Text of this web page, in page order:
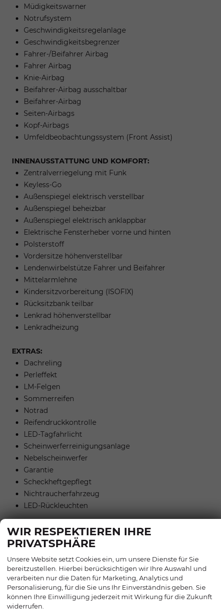
Müdigkeitswarner
Notrufsystem
Geschwindigkeitsregelanlage
Geschwindigkeitsbegrenzer
Fahrer-/Beifahrer Airbag
Fahrer Airbag
Knie-Airbag
Beifahrer-Airbag ausschaltbar
Beifahrer-Airbag
Seiten-Airbags
Kopf-Airbags
Umfeldbeobachtungssystem (Front Assist)
INNENAUSSTATTUNG UND KOMFORT:
Zentralverriegelung mit Funk
Keyless-Go
Außenspiegel elektrisch verstellbar
Außenspiegel beheizbar
Außenspiegel elektrisch anklappbar
Elektrische Fensterheber vorne und hinten
Polsterstoff
Vordersitze höhenverstellbar
Lendenwirbelstütze Fahrer und Beifahrer
Mittelarmlehne
Kindersitzvorbereitung (ISOFIX)
Rücksitzbank teilbar
Lenkrad höhenverstellbar
Lenkradheizung
EXTRAS:
Dachreling
Perleffekt
LM-Felgen
Sommerreifen
Notrad
Reifendruckkontrolle
LED-Tagfahrlicht
Scheinwerferreinigungsanlage
Nebelscheinwerfer
Garantie
Scheckheftgepflegt
Nichtraucherfahrzeug
LED-Rückleuchten
AUßEN:
16 Zoll Räder
Tageszulassung vor Auslieferung
Zwischenverkauf und Irrtümer für dieses Angebot sind
WIR RESPEKTIEREN IHRE
PRIVATSPHÄRE
Unsere Website setzt Cookies ein, um unsere Dienste für Sie
bereitzustellen. Hierbei berücksichtigen wir Ihre Auswahl und
verarbeiten nur die Daten für Marketing, Analytics und
Personalisierung, für die Sie uns Ihr Einverständnis geben. Sie
können Ihre Einwilligung jederzeit mit Wirkung für die Zukunft
widerrufen.